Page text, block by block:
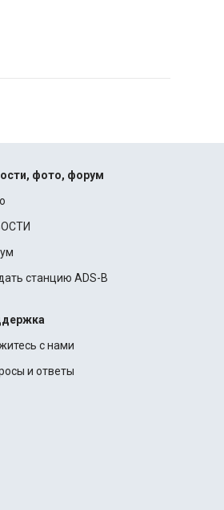
фото, форум
станцию ADS-B
с нами
и ответы